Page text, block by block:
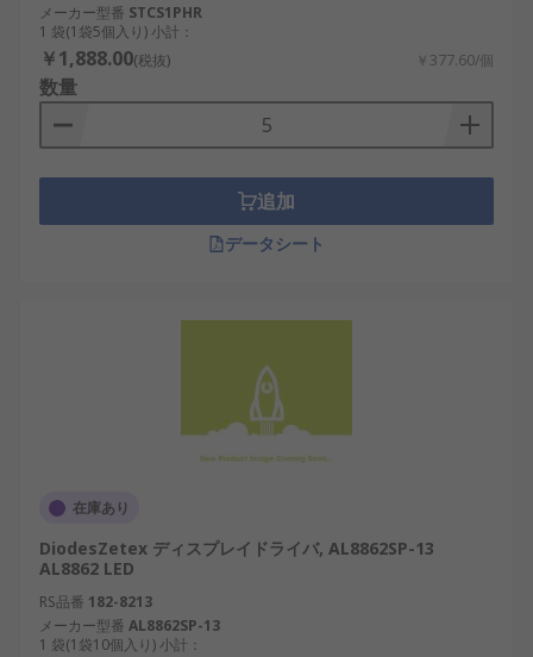
メーカー型番 STCS1PHR
1 袋(1袋5個入り) 小計：
￥1,888.00(税抜) ￥377.60/個
数量
追加
データシート
在庫あり
DiodesZetex ディスプレイドライバ, AL8862SP-13
AL8862 LED
RS品番 182-8213
メーカー型番 AL8862SP-13
1 袋(1袋10個入り) 小計：